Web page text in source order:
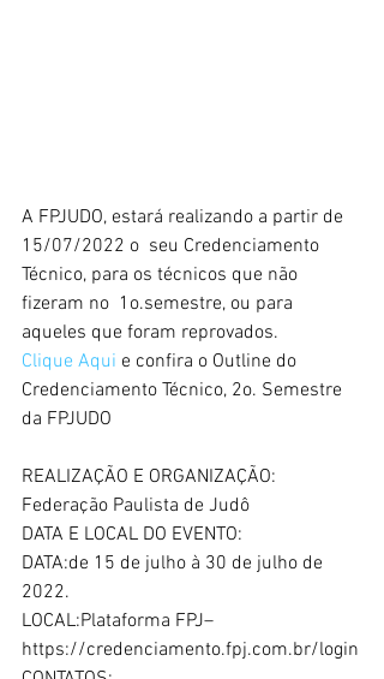
A FPJUDO, estará realizando a partir de
15/07/2022 o  seu Credenciamento
Técnico, para os técnicos que não
fizeram no  1o.semestre, ou para
aqueles que foram reprovados.
Clique Aqui e confira o Outline do
Credenciamento Técnico, 2o. Semestre
da FPJUDO
REALIZAÇÃO E ORGANIZAÇÃO:
Federação Paulista de Judô
DATA E LOCAL DO EVENTO:
DATA:de 15 de julho à 30 de julho de
2022.
LOCAL:Plataforma FPJ–
https://credenciamento.fpj.com.br/login